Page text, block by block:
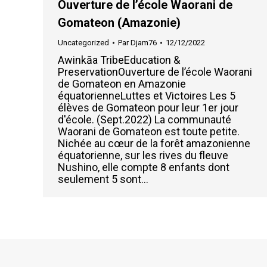
Ouverture de l’école Waorani de
Gomateon (Amazonie)
Uncategorized ParDjam76 12/12/2022
Awinkāa TribeEducation &
PreservationOuverture de l’école Waorani
de Gomateon en Amazonie
équatorienneLuttes et Victoires Les 5
élèves de Gomateon pour leur 1er jour
d'école. (Sept.2022) La communauté
Waorani de Gomateon est toute petite.
Nichée au cœur de la forêt amazonienne
équatorienne, sur les rives du fleuve
Nushino, elle compte 8 enfants dont
seulement 5 sont…